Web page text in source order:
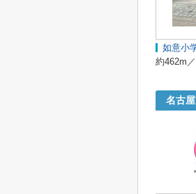
如意小
約462m
名古